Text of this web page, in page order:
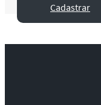
Cadastrar